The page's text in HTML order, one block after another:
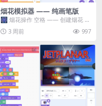
烟花模拟器 —— 纯画笔版
🎆 烟花操作 空格 —— 创建烟花 1
~ 3 —— 切换烟花类型 普通烟花
嘶...3 周前 997